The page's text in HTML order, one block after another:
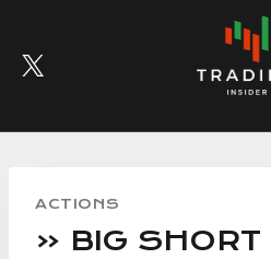
content
ACTIONS
« BIG SHORT